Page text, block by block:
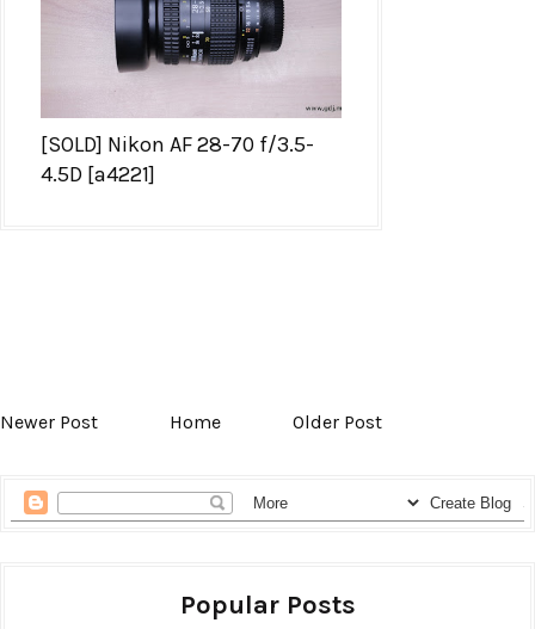
[SOLD] Nikon AF 28-70 f/3.5-
4.5D [a4221]
Newer Post Home Older Post
Popular Posts